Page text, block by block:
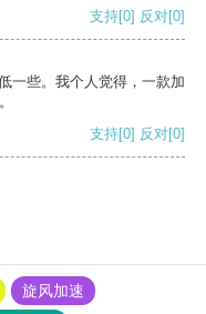
支持[0] 反对[0]
一些。我个人觉得，一款加
支持[0] 反对[0]
旋风加速